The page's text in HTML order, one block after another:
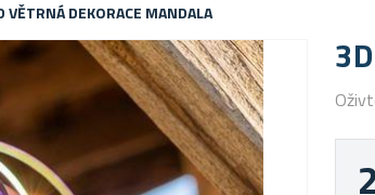
VĚTRNÁ DEKORACE MANDALA